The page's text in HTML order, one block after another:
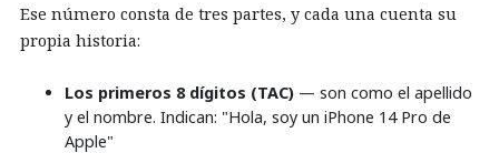
Ese número consta de tres partes, y cada una cuenta su
propia historia:
Los primeros 8 dígitos (TAC) — son como el apellido
y el nombre. Indican: "Hola, soy un iPhone 14 Pro de
Apple"